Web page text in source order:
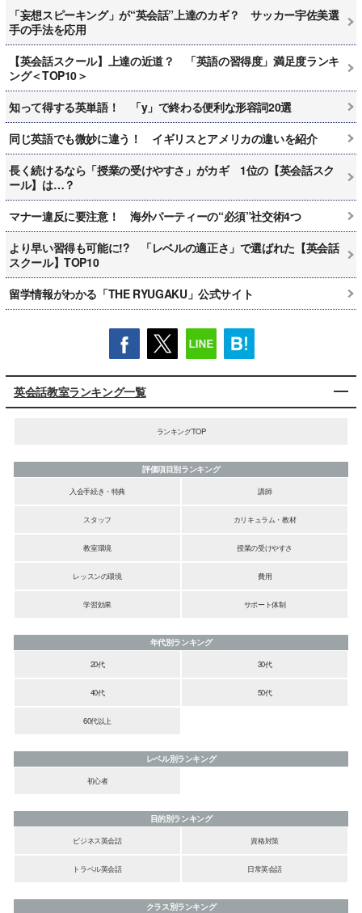
「妄想スピーキング」が“英会話”上達のカギ？ サッカー宇佐美選
手の手法を応用
【英会話スクール】上達の近道？ 「英語の習得度」満足度ランキ
ング＜TOP10＞
知って得する英単語！ 「y」で終わる便利な形容詞20選
同じ英語でも微妙に違う！ イギリスとアメリカの違いを紹介
長く続けるなら「授業の受けやすさ」がカギ 1位の【英会話スク
ール】は…？
マナー違反に要注意！ 海外パーティーの“必須”社交術4つ
より早い習得も可能に!? 「レベルの適正さ」で選ばれた【英会話
スクール】TOP10
留学情報がわかる「THE RYUGAKU」公式サイト
英会話教室ランキング一覧
ランキングTOP
評価項目別ランキング
入会手続き・特典
講師
スタッフ カリキュラム・教材
教室環境 授業の受けやすさ
レッスンの環境 費用
学習効果 サポート体制
年代別ランキング
20代
30代
40代 50代
60代以上
レベル別ランキング
初心者
目的別ランキング
ビジネス英会話
資格対策
トラベル英会話 日常英会話
クラス別ランキング